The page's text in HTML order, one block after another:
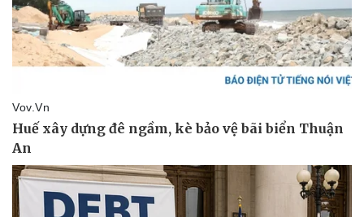
Thể thao
Bóng đá
eSports
Hậu trường
Ô tô - Xe máy
Ô tô
Xe máy